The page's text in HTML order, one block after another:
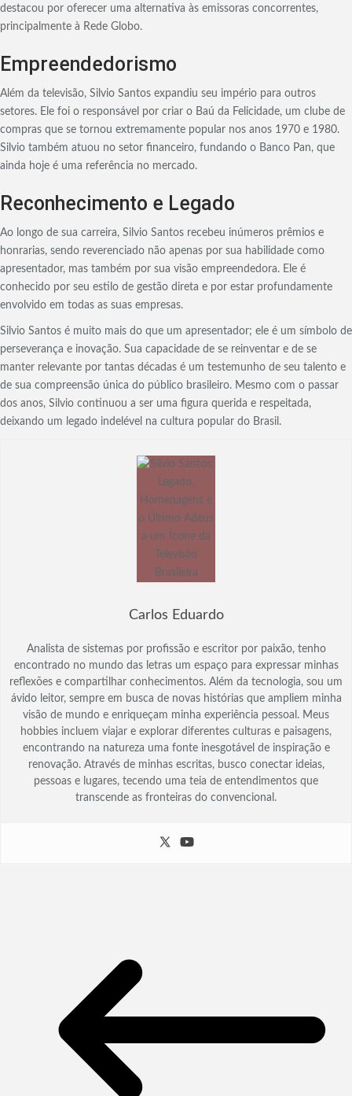
destacou por oferecer uma alternativa às emissoras concorrentes,
principalmente à Rede Globo.
Empreendedorismo
Além da televisão, Silvio Santos expandiu seu império para outros
setores. Ele foi o responsável por criar o Baú da Felicidade, um clube de
compras que se tornou extremamente popular nos anos 1970 e 1980.
Silvio também atuou no setor financeiro, fundando o Banco Pan, que
ainda hoje é uma referência no mercado.
Reconhecimento e Legado
Ao longo de sua carreira, Silvio Santos recebeu inúmeros prêmios e
honrarias, sendo reverenciado não apenas por sua habilidade como
apresentador, mas também por sua visão empreendedora. Ele é
conhecido por seu estilo de gestão direta e por estar profundamente
envolvido em todas as suas empresas.
Silvio Santos é muito mais do que um apresentador; ele é um símbolo de
perseverança e inovação. Sua capacidade de se reinventar e de se
manter relevante por tantas décadas é um testemunho de seu talento e
de sua compreensão única do público brasileiro. Mesmo com o passar
dos anos, Silvio continuou a ser uma figura querida e respeitada,
deixando um legado indelével na cultura popular do Brasil.
Carlos Eduardo
Analista de sistemas por profissão e escritor por paixão, tenho
encontrado no mundo das letras um espaço para expressar minhas
reflexões e compartilhar conhecimentos. Além da tecnologia, sou um
ávido leitor, sempre em busca de novas histórias que ampliem minha
visão de mundo e enriqueçam minha experiência pessoal. Meus
hobbies incluem viajar e explorar diferentes culturas e paisagens,
encontrando na natureza uma fonte inesgotável de inspiração e
renovação. Através de minhas escritas, busco conectar ideias,
pessoas e lugares, tecendo uma teia de entendimentos que
transcende as fronteiras do convencional.